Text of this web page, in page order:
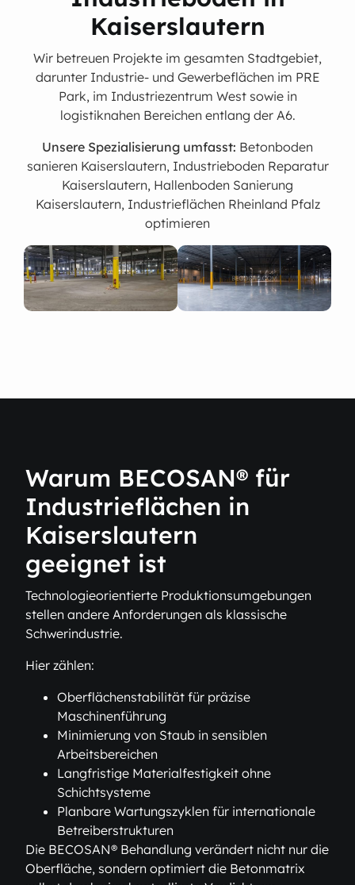
Kaiserslautern
Wir betreuen Projekte im gesamten Stadtgebiet,
darunter Industrie- und Gewerbeflächen im PRE
Park, im Industriezentrum West sowie in
logistiknahen Bereichen entlang der A6.
Unsere Spezialisierung umfasst: Betonboden
sanieren Kaiserslautern, Industrieboden Reparatur
Kaiserslautern, Hallenboden Sanierung
Kaiserslautern, Industrieflächen Rheinland Pfalz
optimieren
Warum BECOSAN® für
Industrieflächen in
Kaiserslautern
geeignet ist
Technologieorientierte Produktionsumgebungen
stellen andere Anforderungen als klassische
Schwerindustrie.
Hier zählen:
Oberflächenstabilität für präzise
Maschinenführung
Minimierung von Staub in sensiblen
Arbeitsbereichen
Langfristige Materialfestigkeit ohne
Schichtsysteme
Planbare Wartungszyklen für internationale
Betreiberstrukturen
Die BECOSAN® Behandlung verändert nicht nur die
Oberfläche, sondern optimiert die Betonmatrix